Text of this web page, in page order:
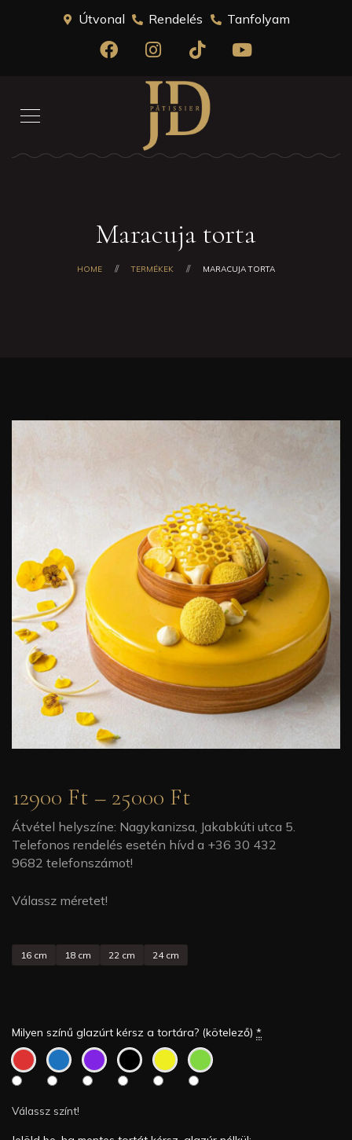
Útvonal Rendelés Tanfolyam
Maracuja torta
HOME TERMÉKEK MARACUJA TORTA
12900 Ft – 25000 Ft
Átvétel helyszíne: Nagykanizsa, Jakabkúti utca 5.
Telefonos rendelés esetén hívd a +36 30 432
9682 telefonszámot!
Válassz méretet!
16 cm 18 cm 22 cm 24 cm
Milyen színű glazúrt kérsz a tortára? (kötelező) *
Válassz színt!